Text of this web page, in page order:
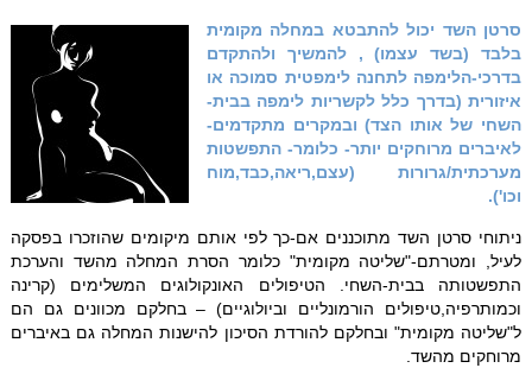
סרטן השד יכול להתבטא במחלה מקומית
בלבד (בשד עצמו) , להמשיך ולהתקדם
בדרכי-הלימפה לתחנה לימפטית סמוכה או
איזורית (בדרך כלל לקשריות לימפה בבית-
השחי של אותו הצד) ובמקרים מתקדמים-
לאיברים מרוחקים יותר- כלומר- התפשטות
מערכתית/גרורות (עצם,ריאה,כבד,מוח
וכו').
ניתוחי סרטן השד מתוכננים אם-כך לפי אותם מיקומים שהוזכרו בפסקה
לעיל, ומטרתם-"שליטה מקומית" כלומר הסרת המחלה מהשד והערכת
התפשטותה בבית-השחי. הטיפולים האונקולוגים המשלימים (קרינה
וכמותרפיה,טיפולים הורמונליים וביולוגיים) – בחלקם מכוונים גם הם
ל"שליטה מקומית" ובחלקם להורדת הסיכון להישנות המחלה גם באיברים
מרוחקים מהשד.